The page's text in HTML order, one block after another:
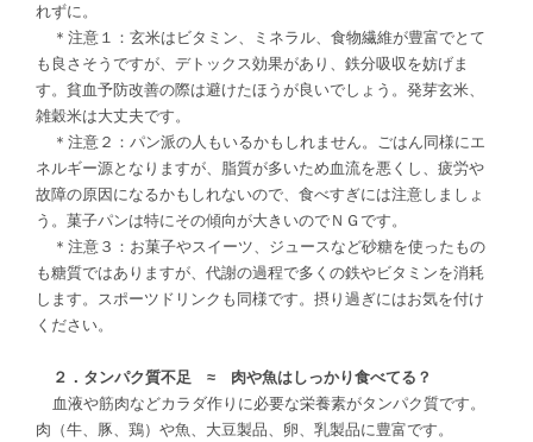
れずに。
＊注意１：玄米はビタミン、ミネラル、食物繊維が豊富でとて
も良さそうですが、デトックス効果があり、鉄分吸収を妨げま
す。貧血予防改善の際は避けたほうが良いでしょう。発芽玄米、
雑穀米は大丈夫です。
＊注意２：パン派の人もいるかもしれません。ごはん同様にエ
ネルギー源となりますが、脂質が多いため血流を悪くし、疲労や
故障の原因になるかもしれないので、食べすぎには注意しましょ
う。菓子パンは特にその傾向が大きいのでＮＧです。
＊注意３：お菓子やスイーツ、ジュースなど砂糖を使ったもの
も糖質ではありますが、代謝の過程で多くの鉄やビタミンを消耗
します。スポーツドリンクも同様です。摂り過ぎにはお気を付け
ください。
２．タンパク質不足 ≈ 肉や魚はしっかり食べてる？
血液や筋肉などカラダ作りに必要な栄養素がタンパク質です。
肉（牛、豚、鶏）や魚、大豆製品、卵、乳製品に豊富です。